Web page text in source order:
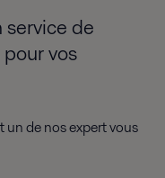
service de
vos
un de nos expert vous